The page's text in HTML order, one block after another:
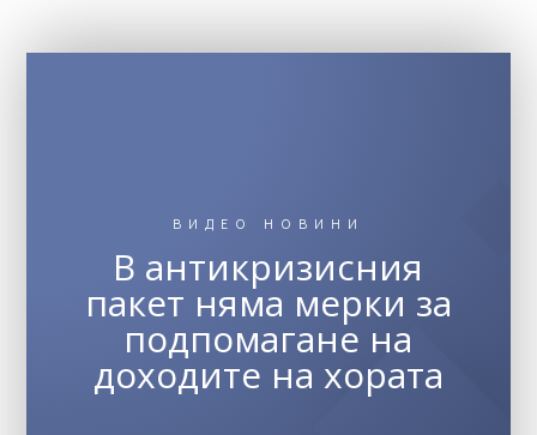
ВИДЕО НОВИНИ
В антикризисния
пакет няма мерки за
подпомагане на
доходите на хората